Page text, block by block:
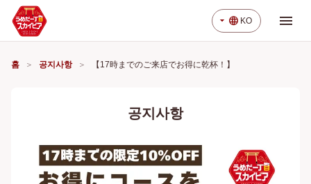
arrow_drop_down language KO menu
홈 공지사항 【17時までのご来店でお得に乾杯！】
공지사항